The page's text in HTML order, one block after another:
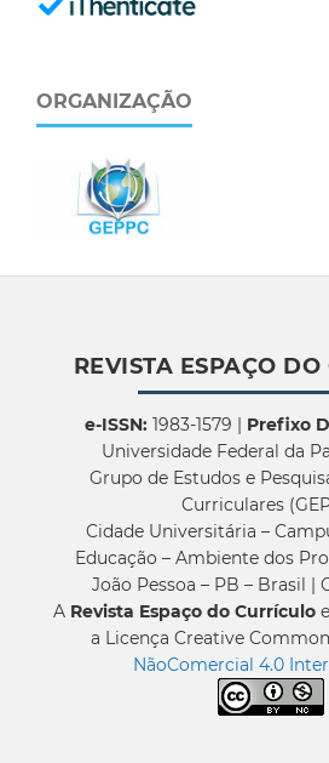
ORGANIZAÇÃO
REVISTA ESPAÇO
e-ISSN:1983-1579 | Prefixo
Universidade Federal da
Grupo de Estudos e
Curriculares
Cidade Universitária –
Educação – Ambiente dos
João Pessoa – PB – Brasil |
A Revista Espaço do Currículo
a Licença Creative
NãoComercial 4.0